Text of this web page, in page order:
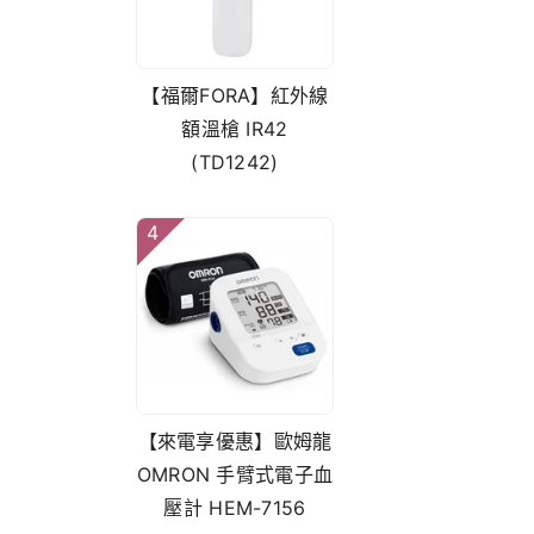
【福爾FORA】紅外線
額溫槍 IR42
(TD1242)
4
【來電享優惠】歐姆龍
OMRON 手臂式電子血
壓計 HEM-7156